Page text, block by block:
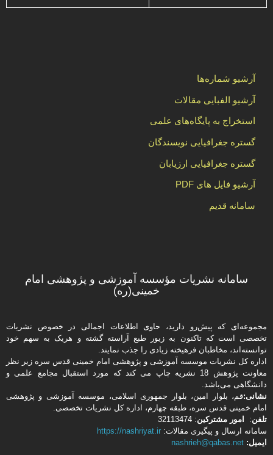
آرشیو شماره‌ها
آرشیو الفبایی مقالات
استخراج به پایگاه‌های علمی
گستره جغرافیایی نویسندگان
گستره جغرافیایی ارزیابان
آرشیو فایل های PDF
سامانه قدیم
سامانه نشریات مؤسسه آموزشی و پژوهشی امام
خمینی(ره)
مجموعه‌ای که پیش‌رو دارید،‌ حاوی اطلاعات اجمالی در خصوص نشریات
تخصصی است که تاکنون به زیور طبع آراسته گشته و هریک به سهم خود
توانسته‌اند، مخاطبان فرهیخته‌ زیادی را جذب نمایند.
اداره كل نشریات موسسه آموزشی و پژوهشی امام خمینی قدس سره زیر نظر
معاونت پژوهش 18 نشریه چاپ می کند که مورد استقبال مجامع علمی و
دانشگاهی می‌باشد.
نشانی:قم، بلوار امین، بلوار جمهوری اسلامی، موسسه آموزشی و پژوهشی
امام خمینی قدس سره، طبقه چهارم، اداره كل نشریات تخصصی.
تلفن: امور مشتركین: 32113474
سامانه ارسال و پیگیری مقالات: https://nashriyat.ir
ایمیل: nashrieh@qabas.net